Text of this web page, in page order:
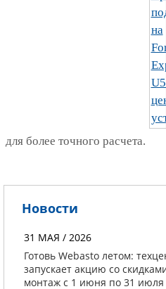
для более точного расчета.
Новости
31 МАЯ / 2026
Готовь Webasto летом:
запускает акцию со
монтаж с 1 июня по 31 июля